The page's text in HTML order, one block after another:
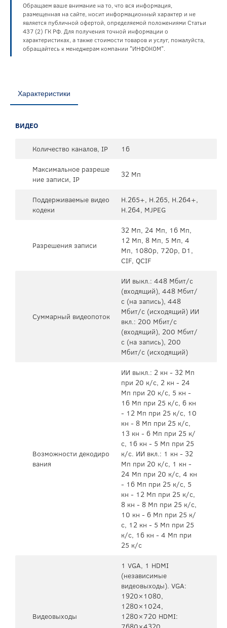
Обращаем ваше внимание на то, что вся информация,
размещенная на сайте, носит информационный характер и не
является публичной офертой, определяемой положениями Статьи
437 (2) ГК РФ. Для получения точной информации о
характеристиках, а также стоимости товаров и услуг, пожалуйста,
обращайтесь к менеджерам компании "ИНФОКОМ".
Характеристики
ВИДЕО
Количество каналов, IP
16
Максимальное разреше
ние записи, IP
32 Мп
Поддерживаемые видео
кодеки
H.265+, H.265, H.264+,
H.264, MJPEG
Разрешения записи
32 Мп, 24 Мп, 16 Мп,
12 Мп, 8 Мп, 5 Мп, 4
Мп, 1080p, 720p, D1,
CIF, QCIF
Суммарный видеопоток
ИИ выкл.: 448 Мбит/с
(входящий), 448 Мбит/
с (на запись), 448
Мбит/с (исходящий) ИИ
вкл.: 200 Мбит/с
(входящий), 200 Мбит/
с (на запись), 200
Мбит/с (исходящий)
Возможности декодиро
вания
ИИ выкл.: 2 кн - 32 Мп
при 20 к/с, 2 кн - 24
Мп при 20 к/с, 5 кн -
16 Мп при 25 к/с, 6 кн
- 12 Мп при 25 к/с, 10
кн - 8 Мп при 25 к/с,
13 кн - 6 Мп при 25 к/
с, 16 кн - 5 Мп при 25
к/с. ИИ вкл.: 1 кн - 32
Мп при 20 к/с, 1 кн -
24 Мп при 20 к/с, 4 кн
- 16 Мп при 25 к/с, 5
кн - 12 Мп при 25 к/с,
8 кн - 8 Мп при 25 к/с,
10 кн - 6 Мп при 25 к/
с, 12 кн - 5 Мп при 25
к/с, 16 кн - 4 Мп при
25 к/с
Видеовыходы
1 VGA, 1 HDMI
(независимые
видеовыходы). VGA:
1920×1080,
1280×1024,
1280×720 HDMI: